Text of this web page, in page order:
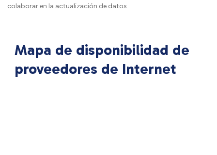
colaborar en la actualización de datos.
Mapa de disponibilidad de
proveedores de Internet